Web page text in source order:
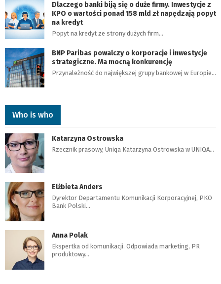
Dlaczego banki biją się o duże firmy. Inwestycje z
KPO o wartości ponad 158 mld zł napędzają popyt
na kredyt
Popyt na kredyt ze strony dużych firm…
BNP Paribas powalczy o korporacje i inwestycje
strategiczne. Ma mocną konkurencję
Przynależność do największej grupy bankowej w Europie…
Who is who
Katarzyna Ostrowska
Rzecznik prasowy, Uniqa Katarzyna Ostrowska w UNIQA…
Elżbieta Anders
Dyrektor Departamentu Komunikacji Korporacyjnej, PKO
Bank Polski…
Anna Polak
Ekspertka od komunikacji. Odpowiada marketing, PR
produktowy…